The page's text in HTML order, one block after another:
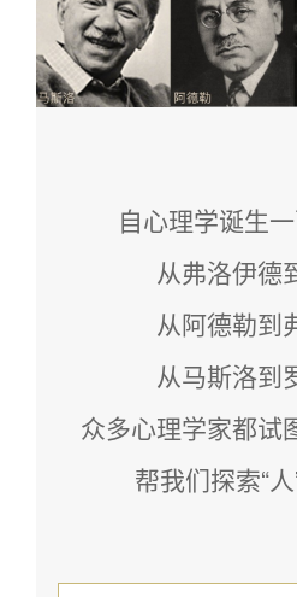
自心理学诞生一
从弗洛伊德
从阿德勒到
从马斯洛到
众多心理学家都试
帮我们探索“人